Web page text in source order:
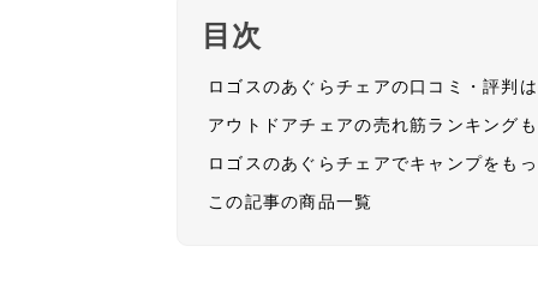
目次
ロゴスのあぐらチェアの口コミ・評判
アウトドアチェアの売れ筋ランキング
ロゴスのあぐらチェアでキャンプをも
この記事の商品一覧